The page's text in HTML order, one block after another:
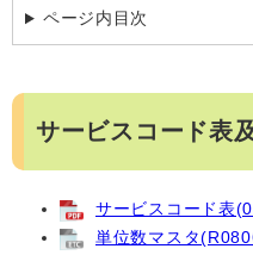
ページ内目次
サービスコード表
サービスコード表
単位数マスタ